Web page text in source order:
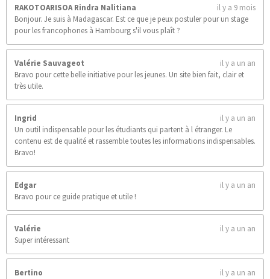
RAKOTOARISOA Rindra Nalitiana
il y a 9 mois
Bonjour. Je suis à Madagascar. Est ce que je peux postuler pour un stage
pour les francophones à Hambourg s'il vous plaît ?
Valérie Sauvageot
il y a un an
Bravo pour cette belle initiative pour les jeunes. Un site bien fait, clair et
très utile.
Ingrid
il y a un an
Un outil indispensable pour les étudiants qui partent à l étranger. Le
contenu est de qualité et rassemble toutes les informations indispensables.
Bravo!
Edgar
il y a un an
Bravo pour ce guide pratique et utile !
Valérie
il y a un an
Super intéressant
Bertino
il y a un an